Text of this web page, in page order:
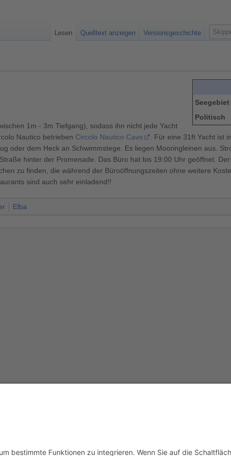
Seegebiet
Politisch
1m - 3m Tiefgang), sodass ihn nicht jede Yacht
Nautico betrieben Circolo Nautico Cavo
. Für eine 31ft Yacht ist
oder dem Heck an Schwimmstege. Es liegen Mooringleinen aus.
hinter der Promenade. Das Büro hat bis 19:00 Uhr geöffnet.
zu finden, die während der Büroöffnungszeiten ohne weitere
sind auch sehr einladend!!
Elba
Lesen Quelltext anzeigen Versionsgeschichte
S
u
e